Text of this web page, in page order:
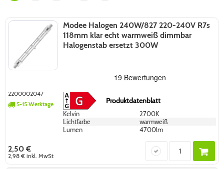
Modee Halogen 240W/827 220-240V R7s
118mm klar echt warmweiß dimmbar
Halogenstab ersetzt 300W
2200002047
5-15 Werktage
Produktdatenblatt
Kelvin
2700K
Lichtfarbe
warmweiß
Lumen
4700lm
2,50 €
2,98 €inkl. MwSt